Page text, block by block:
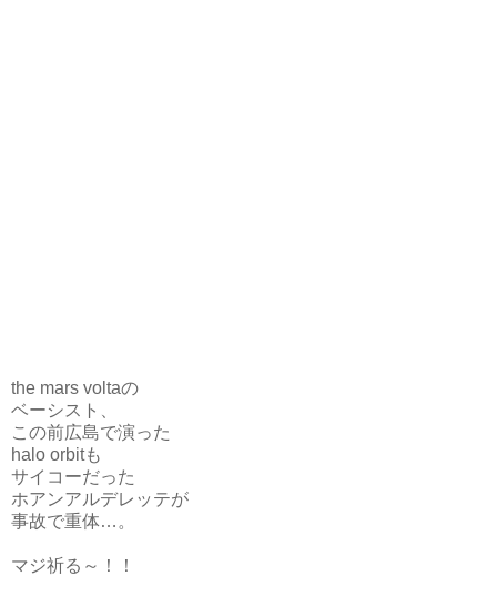
the mars voltaの
ベーシスト、
この前広島で演った
halo orbitも
サイコーだった
ホアンアルデレッテが
事故で重体…。
マジ祈る～！！